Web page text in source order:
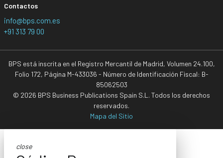
Contactos
info@bps.com.es
+91 313 79 00
BPS está inscrita en el Registro Mercantil de Madrid, Volumen 24.100,
Folio 172, Página M-433036 - Número de Identificación Fiscal: B-
85062503
© 2026 BPS Business Publications Spain S.L. Todos los derechos
reservados.
Mapa del Sitio
close